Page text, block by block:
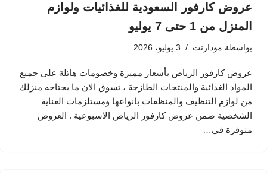
عروض كارفور السعودية للغذائيات ولوازم
المنزل من 1 حتى 7 يوليو
بواسطة مودارنت 3 يوليو، 2026
عروض كارفور الرياض بأسعار مميزة وخصومات هائلة على جميع
المواد الغذائية والمنتجات الطازجة ، تسوق الان ما يحتاجه منزلك
من لوازم التنظيف والمنظفات بانواعها ومستلزمات العناية
الشخصية ضمن عروض كارفور الرياض الاسبوعية . العروض
متوفرة في…